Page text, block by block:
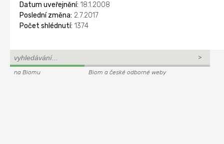
Datum uveřejnění: 18.1.2008
Poslední změna: 2.7.2017
Počet shlédnutí: 1374
na Biomu Biom a české odborné weby